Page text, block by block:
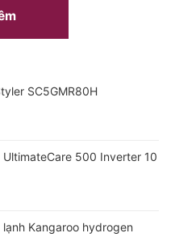
SC5GMR80H
500 Inverter 10
Kangaroo hydrogen